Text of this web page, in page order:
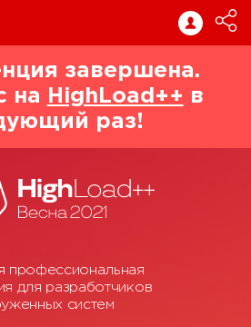
завершена.
на
HighLoad++ в
раз!
профессиональная
для разработчиков
систем